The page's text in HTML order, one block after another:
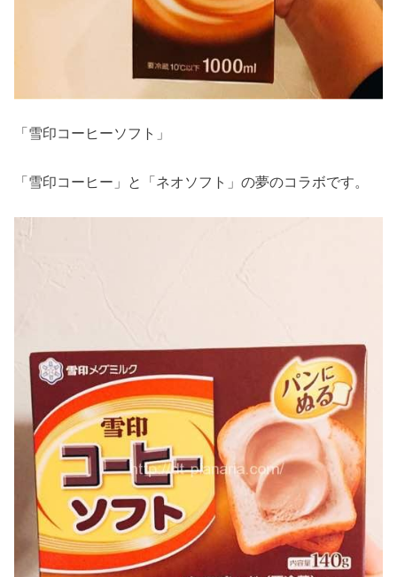
「雪印コーヒーソフト」
「雪印コーヒー」と「ネオソフト」の夢のコラボです。